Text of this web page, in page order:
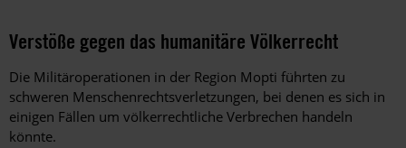
Verstöße gegen das humanitäre Völkerrecht
Die Militäroperationen in der Region Mopti führten zu
schweren Menschenrechtsverletzungen, bei denen es sich in
einigen Fällen um völkerrechtliche Verbrechen handeln
könnte.